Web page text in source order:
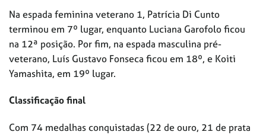
Na espada feminina veterano 1, Patrícia Di Cunto
terminou em 7º lugar, enquanto Luciana Garofolo ficou
na 12ª posição. Por fim, na espada masculina pré-
veterano, Luís Gustavo Fonseca ficou em 18º, e Koiti
Yamashita, em 19º lugar.
Classificação final
Com 74 medalhas conquistadas (22 de ouro, 21 de prata